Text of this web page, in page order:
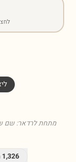
מתחת לרדאר: שם
1,326